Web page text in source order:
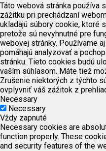
Táto webová stránka používa
zážitku pri prechádzaní
ukladajú súbory cookie, ktoré
pretože sú nevyhnutné pre
webovej stránky. Používame
pomáhajú analyzovať a
stránku. Tieto cookies budú
vaším súhlasom. Máte tiež
Zrušenie niektorých z týchto
ovplyvniť váš zážitok z
Necessary
Necessary
Vždy zapnuté
Necessary cookies are
function properly. These
and security features of the